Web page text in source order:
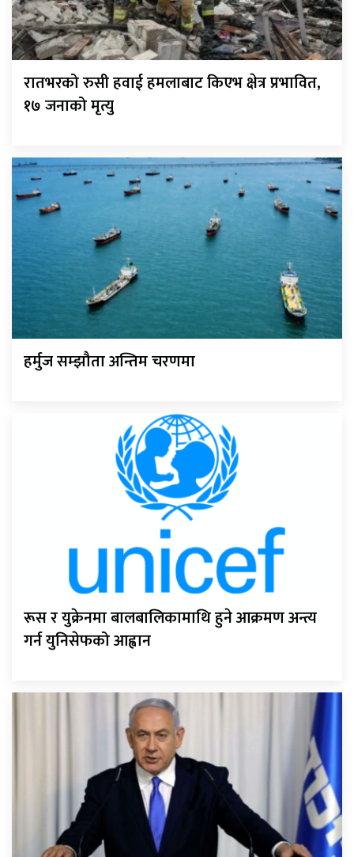
रातभरको रुसी हवाई हमलाबाट किएभ क्षेत्र प्रभावित,
१७ जनाको मृत्यु
हर्मुज सम्झौता अन्तिम चरणमा
रूस र युक्रेनमा बालबालिकामाथि हुने आक्रमण अन्त्य
गर्न युनिसेफको आह्वान